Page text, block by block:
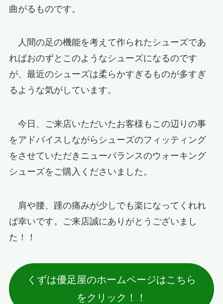
曲がるものです。
人間の足の機能を考えて作られたシューズであ
ればおのずとこのようなシューズになるのです
が、最近のシューズは柔らかすぎるものが多すぎ
るような気がしています。
今日、ご来店いただいたお客様もこの辺りの事
をアドバイスしながらシューズのフィッティング
をさせていただきニューバランスのウォーキング
シューズをご購入くださいました。
肩や腰、踵の痛みが少しでも楽になってくれれ
ば幸いです。ご来店誠にありがとうございまし
た！！
くずは優足屋のホームページはこちら
をクリック！！